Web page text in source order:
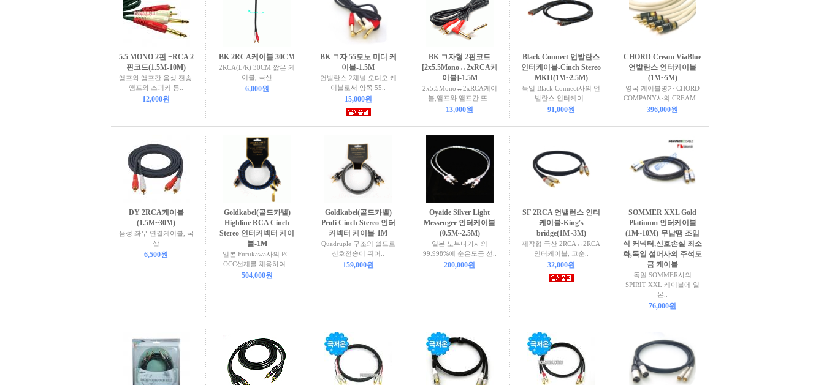
5.5 MONO 2핀 +RCA 2
핀코드(1.5M-10M)
앰프와 앰프간 음성 전송,
앰프와 스피커 등..
12,000원
BK 2RCA케이블 30CM
2RCA(L/R) 30CM 짧은 케
이블, 국산
6,000원
BK ㄱ자 55모노 미디 케
이블-1.5M
언발란스 2채널 오디오 케
이블로써 양쪽 55..
15,000원
BK ㄱ자형 2핀코드
[2x5.5Mono↔2xRCA케
이블]-1.5M
2x5.5Mono↔2xRCA케이
블,앰프와 앰프간 또..
13,000원
Black Connect 언발란스
인터케이블-Cinch Stereo
MKII(1M~2.5M)
독일 Black Connect사의 언
발란스 인터케이..
91,000원
CHORD Cream ViaBlue
언발란스 인터케이블
(1M~5M)
영국 케이블명가 CHORD
COMPANY사의 CREAM ..
396,000원
DY 2RCA케이블
(1.5M~30M)
음성 좌우 연결케이블, 국
산
6,500원
Goldkabel(골드카벨)
Highline RCA Cinch
Stereo 인터커넥터 케이
블-1M
일본 Furukawa사의 PC-
OCC선재를 채용하여 ..
504,000원
Goldkabel(골드카벨)
Profi Cinch Stereo 인터
커넥터 케이블-1M
Quadruple 구조의 쉴드로
신호전송이 뛰어..
159,000원
Oyaide Silver Light
Messenger 인터케이블
(0.5M~2.5M)
일본 노부나가사의
99.998%에 순은도금 선..
200,000원
SF 2RCA 언밸런스 인터
케이블-King's
bridge(1M~3M)
제작형 국산 2RCA↔2RCA
인터케이블, 고순..
32,000원
SOMMER XXL Gold
Platinum 인터케이블
(1M~10M)-무납땜 조입
식 커넥터,신호손실 최소
화,독일 섬머사의 주석도
금 케이블
독일 SOMMER사의
SPIRIT XXL 케이블에 일
본..
76,000원